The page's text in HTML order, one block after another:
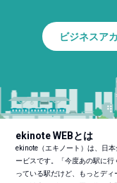
ビジネスア
ekinote WEBとは
ekinote（エキノート）は、日
ービスです。「今度あの駅に
っている駅だけど、もっとデ